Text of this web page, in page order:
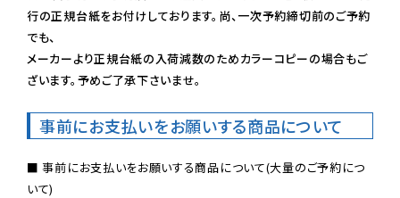
行の正規台紙をお付けしております。尚、一次予約締切前のご予約
でも、
メーカーより正規台紙の入荷減数のためカラーコピーの場合もご
ざいます。予めご了承下さいませ。
事前にお支払いをお願いする商品について
■ 事前にお支払いをお願いする商品について(大量のご予約につ
いて)